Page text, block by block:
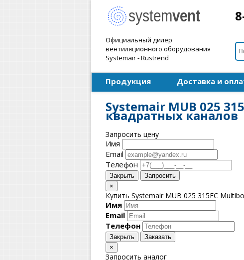
Официальный дилер
вентиляционного оборудования
Systemair - Rustrend
Продукция Доставка и
Systemair MUB 025
квадратных каналов
Запросить цену
Имя
Email
Телефон
Закрыть
Запросить
×
Купить Systemair MUB 025 315EC
Имя
Email
Телефон
Закрыть
Заказать
×
Запросить аналог